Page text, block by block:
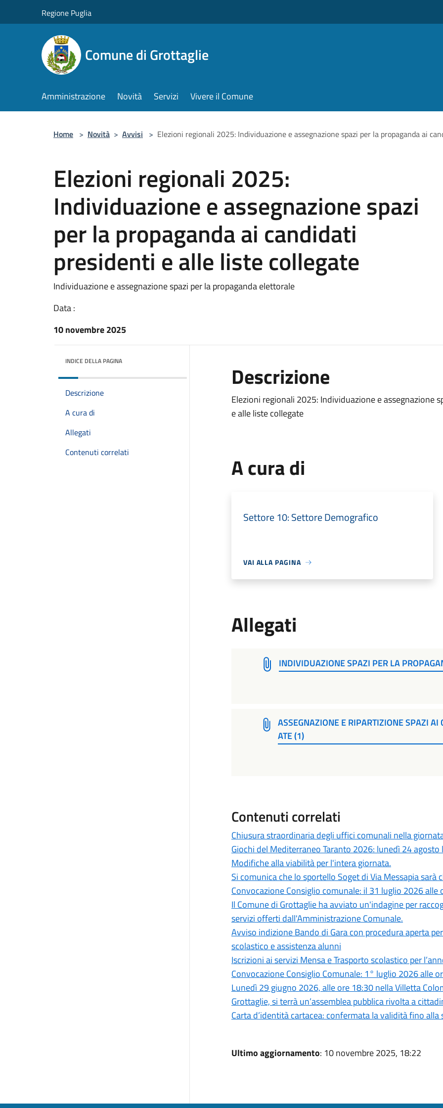
Regione Puglia
Comune di Grottaglie
Amministrazione Novità Servizi Vivere il Comune
Home > Novità > Avvisi > Elezioni regionali 2025: Individuazione e assegnazione spazi per la propaganda ai
Elezioni regionali 2025:
Individuazione e assegnazione spazi
per la propaganda ai candidati
presidenti e alle liste collegate
Individuazione e assegnazione spazi per la propaganda elettorale
Data :
10 novembre 2025
INDICE DELLA PAGINA
Descrizione
A cura di
Allegati
Contenuti correlati
Descrizione
Elezioni regionali 2025: Individuazione e assegnazione
e alle liste collegate
A cura di
Settore 10: Settore Demografico
VAI ALLA PAGINA
Allegati
INDIVIDUAZIONE SPAZI PER LA
ASSEGNAZIONE E RIPARTIZIONE SPAZI AI
ATE (1)
Contenuti correlati
Chiusura straordinaria degli uffici comunali nella
Giochi del Mediterraneo Taranto 2026: lunedì 24
Modifiche alla viabilità per l'intera giornata.
Si comunica che lo sportello Soget di Via Messapia sarà
Convocazione Consiglio comunale: il 31 luglio 2026 alle
Il Comune di Grottaglie ha avviato un'indagine per
servizi offerti dall'Amministrazione Comunale.
Avviso indizione Bando di Gara con procedura aperta
scolastico e assistenza alunni
Iscrizioni ai servizi Mensa e Trasporto scolastico per
Convocazione Consiglio Comunale: 1° luglio 2026 alle
Lunedì 29 giugno 2026, alle ore 18:30 nella Villetta
Grottaglie, si terrà un’assemblea pubblica rivolta a
Carta d’identità cartacea: confermata la validità fino alla
Ultimo aggiornamento: 10 novembre 2025, 18:22